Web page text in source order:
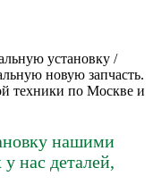
установку /
новую запчасть.
техники по Москве и
нашими
нас деталей,